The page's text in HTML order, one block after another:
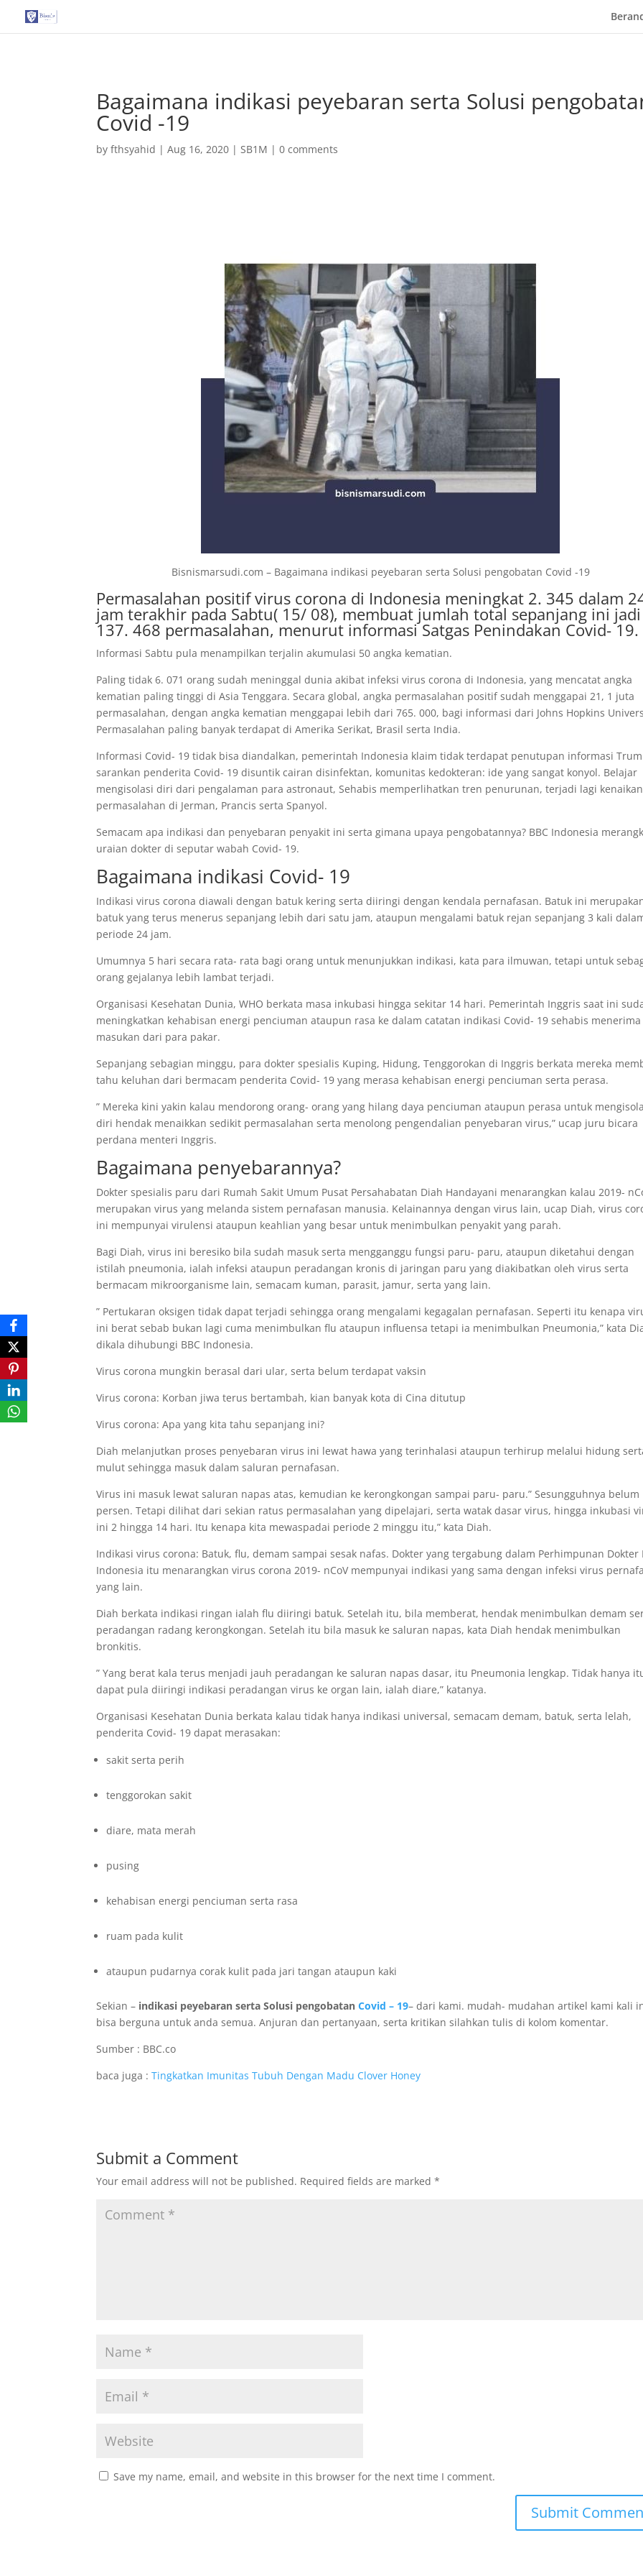
G-T3YPBRZG5Y
Bagaimana indikasi peyebaran serta Solusi
Covid -19
byfthsyahid |Aug 16, 2020 |SB1M |0 comments
Bisnismarsudi.com – Bagaimana indikasi peyebaran serta Solusi pengobatan Covid -19
Permasalahan positif virus corona di Indonesia meningkat 2. 345 dalam
jam terakhir pada Sabtu( 15/ 08), membuat jumlah total sepanjang ini jadi
137. 468 permasalahan, menurut informasi Satgas Penindakan Covid- 19.
Informasi Sabtu pula menampilkan terjalin akumulasi 50 angka kematian.
Paling tidak 6. 071 orang sudah meninggal dunia akibat infeksi virus corona di Indonesia, yang mencatat angka
kematian paling tinggi di Asia Tenggara. Secara global, angka permasalahan positif sudah menggapai 21, 1 juta
permasalahan, dengan angka kematian menggapai lebih dari 765. 000, bagi informasi dari Johns Hopkins
Permasalahan paling banyak terdapat di Amerika Serikat, Brasil serta India.
Informasi Covid- 19 tidak bisa diandalkan, pemerintah Indonesia klaim tidak terdapat penutupan informasi
sarankan penderita Covid- 19 disuntik cairan disinfektan, komunitas kedokteran: ide yang sangat konyol. Belajar
mengisolasi diri dari pengalaman para astronaut, Sehabis memperlihatkan tren penurunan, terjadi lagi kenaikan
permasalahan di Jerman, Prancis serta Spanyol.
Semacam apa indikasi dan penyebaran penyakit ini serta gimana upaya pengobatannya? BBC Indonesia
uraian dokter di seputar wabah Covid- 19.
Bagaimana indikasi Covid- 19
Indikasi virus corona diawali dengan batuk kering serta diiringi dengan kendala pernafasan. Batuk ini
batuk yang terus menerus sepanjang lebih dari satu jam, ataupun mengalami batuk rejan sepanjang 3 kali
periode 24 jam.
Umumnya 5 hari secara rata- rata bagi orang untuk menunjukkan indikasi, kata para ilmuwan, tetapi untuk
orang gejalanya lebih lambat terjadi.
Organisasi Kesehatan Dunia, WHO berkata masa inkubasi hingga sekitar 14 hari. Pemerintah Inggris saat ini
meningkatkan kehabisan energi penciuman ataupun rasa ke dalam catatan indikasi Covid- 19 sehabis menerima
masukan dari para pakar.
Sepanjang sebagian minggu, para dokter spesialis Kuping, Hidung, Tenggorokan di Inggris berkata mereka
tahu keluhan dari bermacam penderita Covid- 19 yang merasa kehabisan energi penciuman serta perasa.
” Mereka kini yakin kalau mendorong orang- orang yang hilang daya penciuman ataupun perasa untuk
diri hendak menaikkan sedikit permasalahan serta menolong pengendalian penyebaran virus,” ucap juru bicara
perdana menteri Inggris.
Bagaimana penyebarannya?
Dokter spesialis paru dari Rumah Sakit Umum Pusat Persahabatan Diah Handayani menarangkan kalau 2019-
merupakan virus yang melanda sistem pernafasan manusia. Kelainannya dengan virus lain, ucap Diah, virus
ini mempunyai virulensi ataupun keahlian yang besar untuk menimbulkan penyakit yang parah.
Bagi Diah, virus ini beresiko bila sudah masuk serta mengganggu fungsi paru- paru, ataupun diketahui dengan
istilah pneumonia, ialah infeksi ataupun peradangan kronis di jaringan paru yang diakibatkan oleh virus serta
bermacam mikroorganisme lain, semacam kuman, parasit, jamur, serta yang lain.
” Pertukaran oksigen tidak dapat terjadi sehingga orang mengalami kegagalan pernafasan. Seperti itu kenapa
ini berat sebab bukan lagi cuma menimbulkan flu ataupun influensa tetapi ia menimbulkan Pneumonia,” kata
dikala dihubungi BBC Indonesia.
Virus corona mungkin berasal dari ular, serta belum terdapat vaksin
Virus corona: Korban jiwa terus bertambah, kian banyak kota di Cina ditutup
Virus corona: Apa yang kita tahu sepanjang ini?
Diah melanjutkan proses penyebaran virus ini lewat hawa yang terinhalasi ataupun terhirup melalui hidung
mulut sehingga masuk dalam saluran pernafasan.
Virus ini masuk lewat saluran napas atas, kemudian ke kerongkongan sampai paru- paru.” Sesungguhnya belum
persen. Tetapi dilihat dari sekian ratus permasalahan yang dipelajari, serta watak dasar virus, hingga inkubasi
ini 2 hingga 14 hari. Itu kenapa kita mewaspadai periode 2 minggu itu,” kata Diah.
Indikasi virus corona: Batuk, flu, demam sampai sesak nafas. Dokter yang tergabung dalam Perhimpunan Dokter
Indonesia itu menarangkan virus corona 2019- nCoV mempunyai indikasi yang sama dengan infeksi virus
yang lain.
Diah berkata indikasi ringan ialah flu diiringi batuk. Setelah itu, bila memberat, hendak menimbulkan demam
peradangan radang kerongkongan. Setelah itu bila masuk ke saluran napas, kata Diah hendak menimbulkan
bronkitis.
” Yang berat kala terus menjadi jauh peradangan ke saluran napas dasar, itu Pneumonia lengkap. Tidak hanya
dapat pula diiringi indikasi peradangan virus ke organ lain, ialah diare,” katanya.
Organisasi Kesehatan Dunia berkata kalau tidak hanya indikasi universal, semacam demam, batuk, serta lelah,
penderita Covid- 19 dapat merasakan:
sakit serta perih
tenggorokan sakit
diare, mata merah
pusing
kehabisan energi penciuman serta rasa
ruam pada kulit
ataupun pudarnya corak kulit pada jari tangan ataupun kaki
Sekian – indikasi peyebaran serta Solusi pengobatanCovid – 19– dari kami. mudah- mudahan artikel kami kali
bisa berguna untuk anda semua. Anjuran dan pertanyaan, serta kritikan silahkan tulis di kolom komentar.
Sumber : BBC.co
baca juga :Tingkatkan Imunitas Tubuh Dengan Madu Clover Honey
Submit a Comment
Your email address will not be published. Required fields are marked*
Save my name, email, and website in this browser for the next time I comment.